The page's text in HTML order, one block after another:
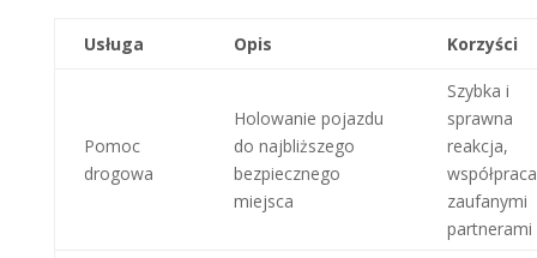
Usługa Opis Korzyści
Pomoc
drogowa
Holowanie pojazdu
do najbliższego
bezpiecznego
miejsca
Szybka i
sprawna
reakcja,
zaufanymi
partnerami